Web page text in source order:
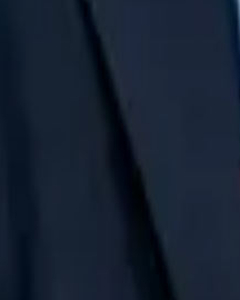
Professor de Direito
rede LFG/Prima. Professor e
e sócio fundador do Meu